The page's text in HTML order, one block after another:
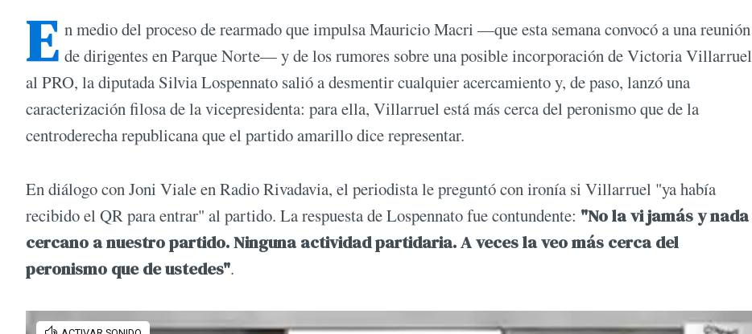
E n medio del proceso de rearmado que impulsa Mauricio Macri —que esta semana convocó a una reunión
de dirigentes en Parque Norte— y de los rumores sobre una posible incorporación de Victoria Villarruel
al PRO, la diputada Silvia Lospennato salió a desmentir cualquier acercamiento y, de paso, lanzó una
caracterización filosa de la vicepresidenta: para ella, Villarruel está más cerca del peronismo que de la
centroderecha republicana que el partido amarillo dice representar.
En diálogo con Joni Viale en Radio Rivadavia, el periodista le preguntó con ironía si Villarruel "ya había
recibido el QR para entrar" al partido. La respuesta de Lospennato fue contundente: "No la vi jamás y nada
cercano a nuestro partido. Ninguna actividad partidaria. A veces la veo más cerca del
peronismo que de ustedes".